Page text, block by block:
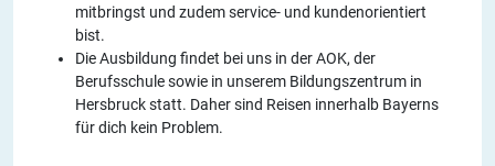
mitbringst und zudem service- und kundenorientiert
bist.
Die Ausbildung findet bei uns in der AOK, der
Berufsschule sowie in unserem Bildungszentrum in
Hersbruck statt. Daher sind Reisen innerhalb Bayerns
für dich kein Problem.